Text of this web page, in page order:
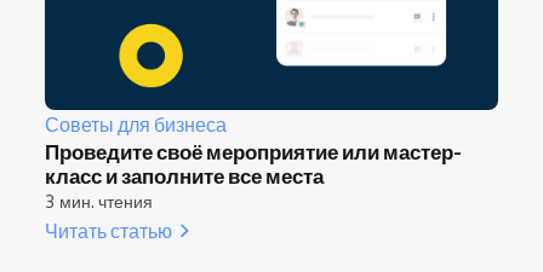
Советы для бизнеса
Проведите своё мероприятие или мастер-
класс и заполните все места
3 мин. чтения
Читать статью